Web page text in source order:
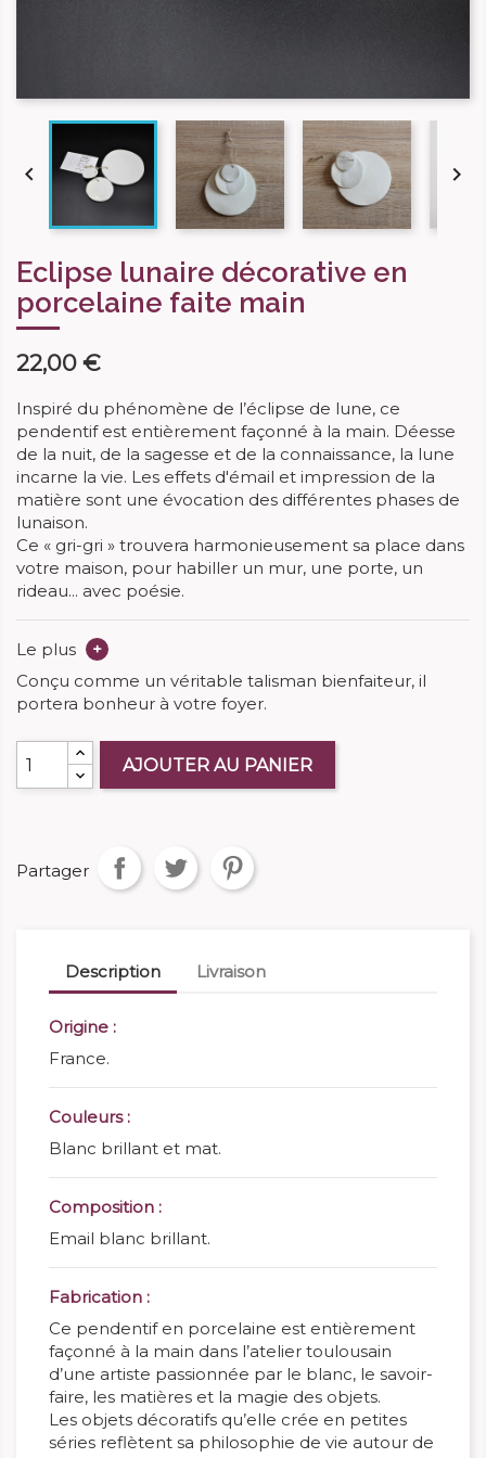
 
Eclipse lunaire décorative en
porcelaine faite main
22,00 €
Inspiré du phénomène de l’éclipse de lune, ce
pendentif est entièrement façonné à la main. Déesse
de la nuit, de la sagesse et de la connaissance, la lune
incarne la vie. Les effets d'émail et impression de la
matière sont une évocation des différentes phases de
lunaison.
Ce « gri-gri » trouvera harmonieusement sa place dans
votre maison, pour habiller un mur, une porte, un
rideau... avec poésie.
Le plus
+
Conçu comme un véritable talisman bienfaiteur, il
portera bonheur à votre foyer.
AJOUTER AU PANIER
Partager
Description Livraison
Origine :
France.
Couleurs :
Blanc brillant et mat.
Composition :
Email blanc brillant.
Fabrication :
Ce pendentif en porcelaine est entièrement
façonné à la main dans l’atelier toulousain
d’une artiste passionnée par le blanc, le savoir-
faire, les matières et la magie des objets.
Les objets décoratifs qu’elle crée en petites
séries reflètent sa philosophie de vie autour de